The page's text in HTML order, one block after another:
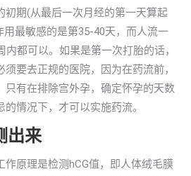
初期(从最后一次月经的第一天算起
最敏感的是第35-40天，而人流一
都可以。如果是第一次打胎的话，
要去正规的医院，因为在药流前，
只有在排除宫外孕，确定怀孕的天数
情况下，才可以实施药流。
出来
原理是检测hCG值，即人体绒毛膜